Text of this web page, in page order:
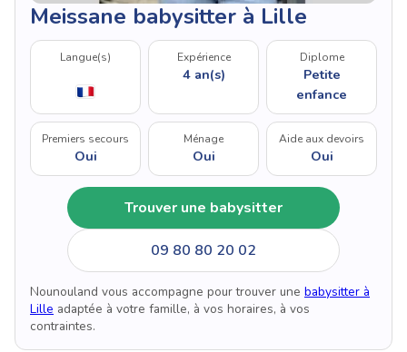
Meissane babysitter à Lille
Langue(s) Expérience
4 an(s)
Diplome
Petite
enfance
Premiers secours
Oui
Ménage
Oui
Aide aux devoirs
Oui
Trouver une babysitter
09 80 80 20 02
Nounouland vous accompagne pour trouver une babysitter à
Lille adaptée à votre famille, à vos horaires, à vos
contraintes.